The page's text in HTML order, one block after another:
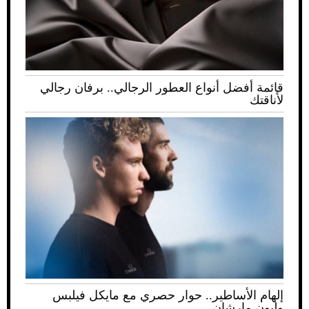
قائمة أفضل أنواع العطور الرجالي.. برفان رجالي
لأناقتك
إلهام الأساطير.. حوار حصري مع مايكل فيلبس